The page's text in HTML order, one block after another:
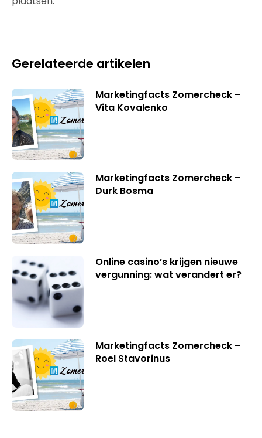
Gerelateerde artikelen
Marketingfacts Zomercheck –
Vita Kovalenko
Marketingfacts Zomercheck –
Durk Bosma
Online casino’s krijgen nieuwe
vergunning: wat verandert er?
Marketingfacts Zomercheck –
Roel Stavorinus